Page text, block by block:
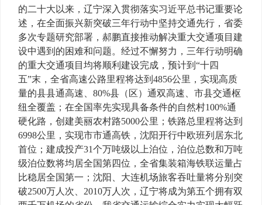
的二十大以来，辽宁深入贯彻落实习近平总书记重要论
述，在全面振兴新突破三年行动中坚持交通先行，省委
多次专题研究部署，郝鹏直接推动解决重大交通项目建
设中遇到的困难和问题。经过不懈努力，三年行动明确
的重大交通项目均将顺利建设完成，预计到“十四
五”末，全省高速公路里程将达到4856公里，实现高质
量的县县通高速、80%县（区）通双高速、市县交通枢
纽全覆盖；在全国率先实现具备条件的自然村100%通
硬化路，创建美丽农村路5000公里；铁路总里程将达到
6998公里，实现市市通高铁，沈阳开行中欧班列居东北
首位；建成投产31个万吨级以上泊位，泊位总数和万吨
级泊位数将均居全国第四位，全省集装箱海铁联运量占
比稳居全国第一；沈阳、大连机场旅客吞吐量将分别突
破2500万人次、2010万人次，辽宁将成为第五个拥有双